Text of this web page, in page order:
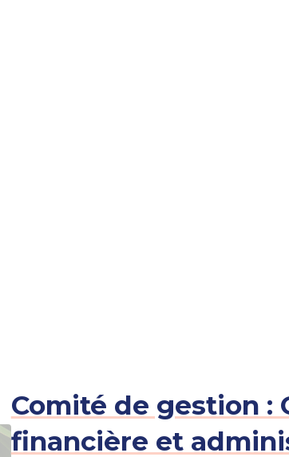
Comité de gestion :
financière et